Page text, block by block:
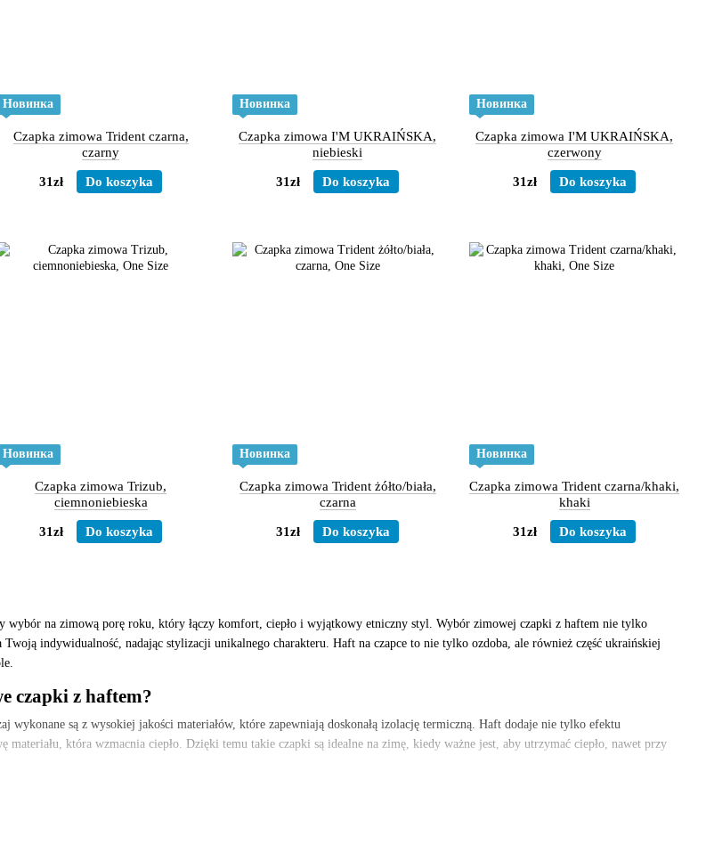
na zimową porę roku, który łączy komfort, ciepło i wyjątkowy etniczny styl. Wybór zimowej czapki z haftem nie tylko
Twoją indywidualność, nadając stylizacji unikalnego charakteru. Haft na czapce to nie tylko ozdoba, ale również część ukraińskiej
czapki z haftem?
wykonane są z wysokiej jakości materiałów, które zapewniają doskonałą izolację termiczną. Haft dodaje nie tylko efektu
materiału, która wzmacnia ciepło. Dzięki temu takie czapki są idealne na zimę, kiedy ważne jest, aby utrzymać ciepło, nawet przy
Новинка
Czapka zimowa Trident czarna,
czarny
31zł Do koszyka
Новинка
Czapka zimowa I'M UKRAIŃSKA,
niebieski
31zł Do koszyka
Новинка
Czapka zimowa I'M UKRAIŃSKA,
czerwony
31zł Do koszyka
Новинка
Czapka zimowa Trizub,
ciemnoniebieska
31zł Do koszyka
Новинка
Czapka zimowa Trident żółto/biała,
czarna
31zł Do koszyka
Новинка
Czapka zimowa Trident czarna/khaki,
khaki
31zł Do koszyka